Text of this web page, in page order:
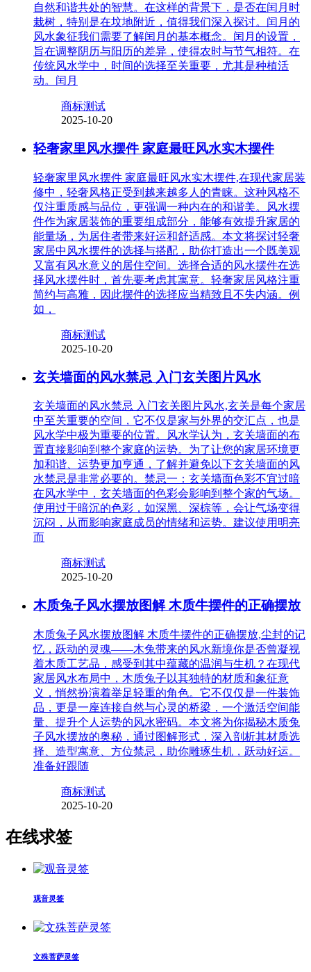
自然和谐共处的智慧。在这样的背景下，是否在闰月时
栽树，特别是在坟地附近，值得我们深入探讨。闰月的
风水象征我们需要了解闰月的基本概念。闰月的设置，
旨在调整阴历与阳历的差异，使得农时与节气相符。在
传统风水学中，时间的选择至关重要，尤其是种植活
动。闰月
商标测试
2025-10-20
轻奢家里风水摆件 家庭最旺风水实木摆件
轻奢家里风水摆件 家庭最旺风水实木摆件,在现代家居装
修中，轻奢风格正受到越来越多人的青睐。这种风格不
仅注重质感与品位，更强调一种内在的和谐美。风水摆
件作为家居装饰的重要组成部分，能够有效提升家居的
能量场，为居住者带来好运和舒适感。本文将探讨轻奢
家居中风水摆件的选择与搭配，助你打造出一个既美观
又富有风水意义的居住空间。选择合适的风水摆件在选
择风水摆件时，首先要考虑其寓意。轻奢家居风格注重
简约与高雅，因此摆件的选择应当精致且不失内涵。例
如，
商标测试
2025-10-20
玄关墙面的风水禁忌 入门玄关图片风水
玄关墙面的风水禁忌 入门玄关图片风水,玄关是每个家居
中至关重要的空间，它不仅是家与外界的交汇点，也是
风水学中极为重要的位置。风水学认为，玄关墙面的布
置直接影响到整个家庭的运势。为了让您的家居环境更
加和谐、运势更加亨通，了解并避免以下玄关墙面的风
水禁忌是非常必要的。禁忌一：玄关墙面色彩不宜过暗
在风水学中，玄关墙面的色彩会影响到整个家的气场。
使用过于暗沉的色彩，如深黑、深棕等，会让气场变得
沉闷，从而影响家庭成员的情绪和运势。建议使用明亮
而
商标测试
2025-10-20
木质兔子风水摆放图解 木质牛摆件的正确摆放
木质兔子风水摆放图解 木质牛摆件的正确摆放,尘封的记
忆，跃动的灵魂——木兔带来的风水新境你是否曾凝视
着木质工艺品，感受到其中蕴藏的温润与生机？在现代
家居风水布局中，木质兔子以其独特的材质和象征意
义，悄然扮演着举足轻重的角色。它不仅仅是一件装饰
品，更是一座连接自然与心灵的桥梁，一个激活空间能
量、提升个人运势的风水密码。本文将为你揭秘木质兔
子风水摆放的奥秘，通过图解形式，深入剖析其材质选
择、造型寓意、方位禁忌，助你雕琢生机，跃动好运。
准备好跟随
商标测试
2025-10-20
在线求签
观音灵签
文殊菩萨灵签